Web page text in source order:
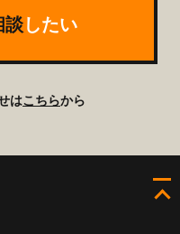
談したい
はこちらから